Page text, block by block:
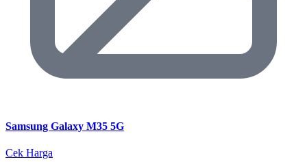
Samsung Galaxy M35 5G
Cek Harga